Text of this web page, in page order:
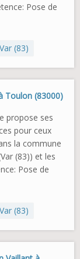
Pose de
Var (83)
Toulon (83000)
propose ses
pour ceux
la commune
(83)) et les
Pose de
Var (83)